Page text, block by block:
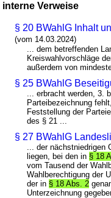
interne Verweise
§ 20 BWahlG Inhalt
(vom 14.03.2024)
... dem betreffenden
Kreiswahlvorschläge
außerdem von
§ 25 BWahlG
... erbracht werden, 3.
Parteibezeichnung
Feststellung der
des § 21 ...
§ 27 BWahlG
... der nächstniedrigen
liegen, bei den in § 18
vom Tausend der
Wahlberechtigung der
der in § 18 Abs. 2
Unterzeichnung